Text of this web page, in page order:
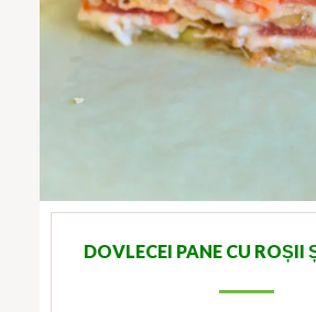
DOVLECEI PANE CU ROȘII